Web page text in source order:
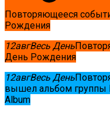
Повторяющееся
Рождения
12авгВесь День
День Рождения
12авгВесь День
вышел альбом группы
Album